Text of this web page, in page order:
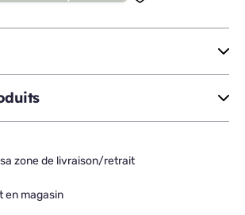
zone de livraison/retrait
en magasin